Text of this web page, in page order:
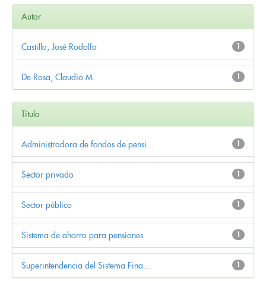
Autor
1
Castillo, José Rodolfo
1
De Rosa, Claudio M.
Título
1
Administradora de fondos de pensi...
1
Sector privado
1
Sector público
1
Sistema de ahorro para pensiones
1
Superintendencia del Sistema Fina...